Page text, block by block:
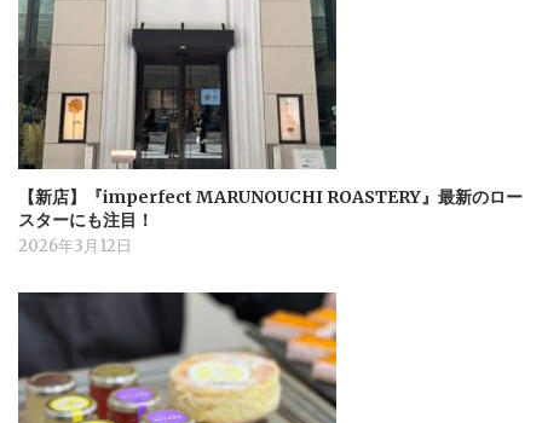
【新店】『imperfect MARUNOUCHI ROASTERY』最新のロー
スターにも注目！
2026年3月12日